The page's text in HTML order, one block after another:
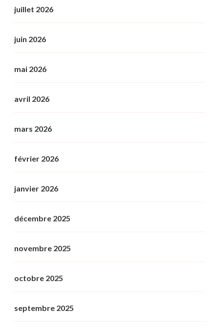
juillet 2026
juin 2026
mai 2026
avril 2026
mars 2026
février 2026
janvier 2026
décembre 2025
novembre 2025
octobre 2025
septembre 2025